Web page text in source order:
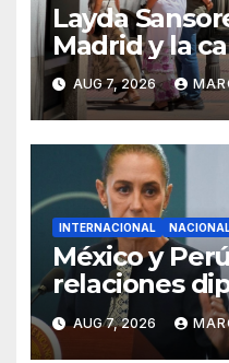
Layda
Madrid y la
disfrutando
vacaciones
AUG 7, 2026
INTERNACIONAL NACIONAL
México y
relaciones
Betssy
territorio
AUG 7, 2026